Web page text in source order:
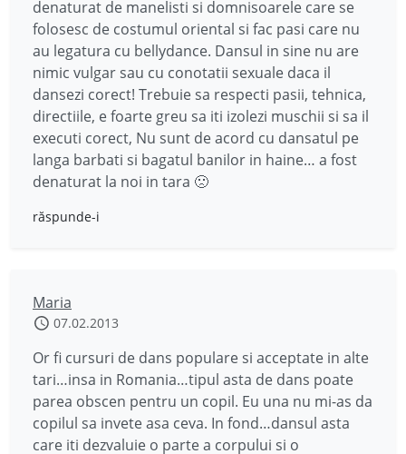
denaturat de manelisti si domnisoarele care se
folosesc de costumul oriental si fac pasi care nu
au legatura cu bellydance. Dansul in sine nu are
nimic vulgar sau cu conotatii sexuale daca il
dansezi corect! Trebuie sa respecti pasii, tehnica,
directiile, e foarte greu sa iti izolezi muschii si sa il
executi corect, Nu sunt de acord cu dansatul pe
langa barbati si bagatul banilor in haine… a fost
denaturat la noi in tara 🙁
răspunde-i
Maria
07.02.2013
Or fi cursuri de dans populare si acceptate in alte
tari…insa in Romania…tipul asta de dans poate
parea obscen pentru un copil. Eu una nu mi-as da
copilul sa invete asa ceva. In fond…dansul asta
care iti dezvaluie o parte a corpului si o